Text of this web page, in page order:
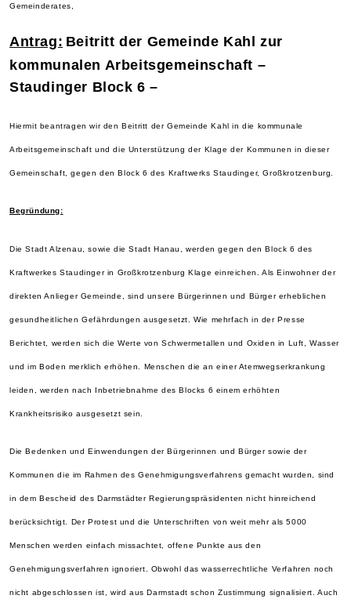
Gemeinderates,
Antrag: Beitritt der Gemeinde Kahl zur
kommunalen Arbeitsgemeinschaft –
Staudinger Block 6 –
Hiermit beantragen wir den Beitritt der Gemeinde Kahl in die kommunale
Arbeitsgemeinschaft und die Unterstützung der Klage der Kommunen in dieser
Gemeinschaft, gegen den Block 6 des Kraftwerks Staudinger, Großkrotzenburg.
Begründung:
Die Stadt Alzenau , sowie die Stadt Hanau, werden gegen den Block 6 des
Kraftwerkes Staudinger in Großkrotzenburg Klage einreichen. Als Einwohner der
direkten Anlieger Gemeinde, sind unsere Bürgerinnen und Bürger erheblichen
gesundheitlichen Gefährdungen ausgesetzt. Wie mehrfach in der Presse
Berichtet, werden sich die Werte von Schwermetallen und Oxiden in Luft, Wasser
und im Boden merklich erhöhen. Menschen die an einer Atemwegserkrankung
leiden, werden nach Inbetriebnahme des Blocks 6 einem erhöhten
Krankheitsrisiko ausgesetzt sein.
Die Bedenken und Einwendungen der Bürgerinnen und Bürger sowie der
Kommunen die im Rahmen des Genehmigungsverfahrens gemacht wurden, sind
in dem Bescheid des Darmstädter Regierungspräsidenten nicht hinreichend
berücksichtigt. Der Protest und die Unterschriften von weit mehr als 5000
Menschen werden einfach missachtet, offene Punkte aus den
Genehmigungsverfahren ignoriert. Obwohl das wasserrechtliche Verfahren noch
nicht abgeschlossen ist, wird aus Darmstadt schon Zustimmung signalisiert. Auch